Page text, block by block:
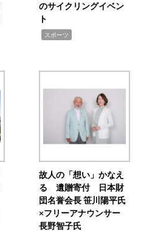
のサイクリングイベン
ト
スポーツ
故人の「想い」かなえ
る 遺贈寄付 日本財
団名誉会長 笹川陽平氏
×フリーアナウンサー
長野智子氏